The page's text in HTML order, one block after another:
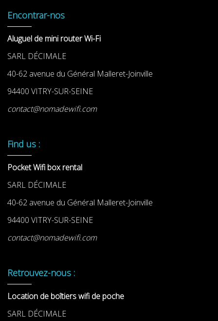
Encontrar-nos
Aluguel de mini router Wi-Fi
SARL DÉCIMALE
40-62 avenue du Général Malleret-Joinville
94400 VITRY-SUR-SEINE
contact@nomadewifi.com
Find us :
Pocket Wifi box rental
SARL DÉCIMALE
40-62 avenue du Général Malleret-Joinville
94400 VITRY-SUR-SEINE
contact@nomadewifi.com
Retrouvez-nous :
Location de boîtiers wifi de poche
SARL DÉCIMALE